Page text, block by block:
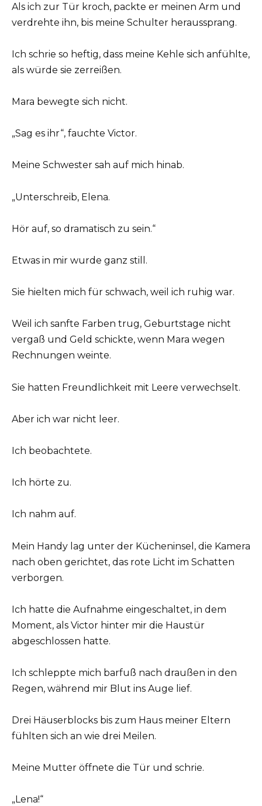
Als ich zur Tür kroch, packte er meinen Arm und
verdrehte ihn, bis meine Schulter heraussprang.
Ich schrie so heftig, dass meine Kehle sich anfühlte,
als würde sie zerreißen.
Mara bewegte sich nicht.
„Sag es ihr“, fauchte Victor.
Meine Schwester sah auf mich hinab.
„Unterschreib, Elena.
Hör auf, so dramatisch zu sein.“
Etwas in mir wurde ganz still.
Sie hielten mich für schwach, weil ich ruhig war.
Weil ich sanfte Farben trug, Geburtstage nicht
vergaß und Geld schickte, wenn Mara wegen
Rechnungen weinte.
Sie hatten Freundlichkeit mit Leere verwechselt.
Aber ich war nicht leer.
Ich beobachtete.
Ich hörte zu.
Ich nahm auf.
Mein Handy lag unter der Kücheninsel, die Kamera
nach oben gerichtet, das rote Licht im Schatten
verborgen.
Ich hatte die Aufnahme eingeschaltet, in dem
Moment, als Victor hinter mir die Haustür
abgeschlossen hatte.
Ich schleppte mich barfuß nach draußen in den
Regen, während mir Blut ins Auge lief.
Drei Häuserblocks bis zum Haus meiner Eltern
fühlten sich an wie drei Meilen.
Meine Mutter öffnete die Tür und schrie.
„Lena!“